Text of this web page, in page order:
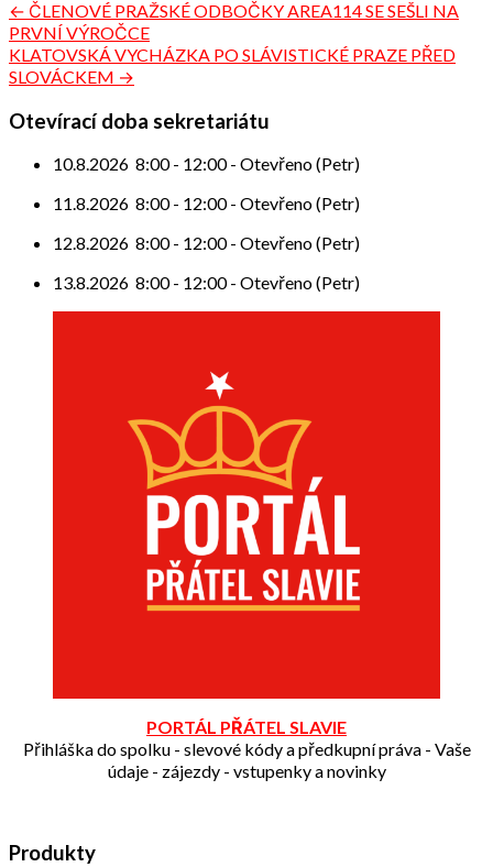
Navigace
pro
příspěvek
← ČLENOVÉ PRAŽSKÉ ODBOČKY AREA114 SE SEŠLI NA
PRVNÍ VÝROČCE
KLATOVSKÁ VYCHÁZKA PO SLÁVISTICKÉ PRAZE PŘED
SLOVÁCKEM →
Otevírací doba sekretariátu
10.8.2026 8:00- 12:00- Otevřeno (Petr)
11.8.2026 8:00- 12:00- Otevřeno (Petr)
12.8.2026 8:00- 12:00- Otevřeno (Petr)
13.8.2026 8:00- 12:00- Otevřeno (Petr)
PORTÁL PŘÁTEL SLAVIE
Přihláška do spolku - slevové kódy a předkupní práva - Vaše
údaje - zájezdy - vstupenky a novinky
Produkty